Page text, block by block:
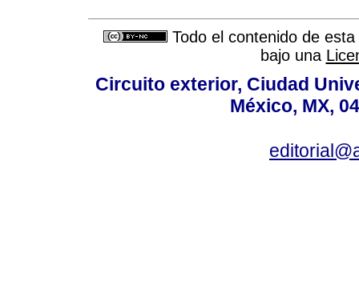
Todo el contenido de
bajo una
Circuito exterior, Ciudad
México, MX,